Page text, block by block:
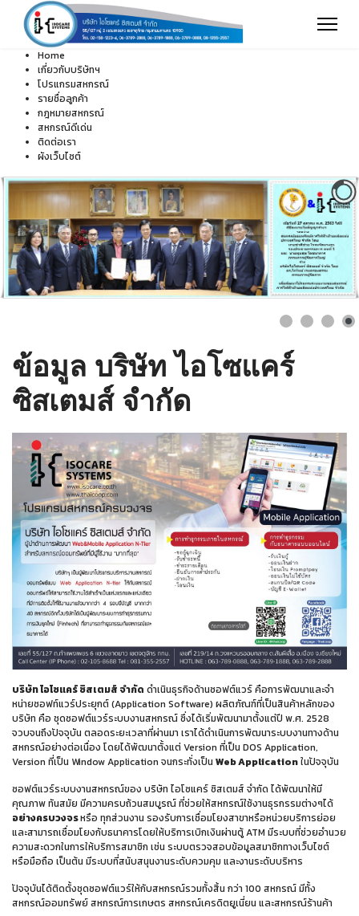
Home
เกี่ยวกับบริษัทฯ
โปรแกรมสหกรณ์
รายชื่อลูกค้า
กฎหมายสหกรณ์
สหกรณ์ดีเด่น
ติดต่อเรา
ผังเว็บไซต์
ข้อมูล บริษัท ไอโซแคร์
ซิสเตมส์ จำกัด
บริษัท ไอโซแคร์ ซิสเตมส์ จำกัด ดำเนินธุรกิจด้านซอฟต์แวร์ คือการพัฒนาและจำ
หน่ายซอฟท์แวร์ประยุกต์ (Application Software) ผลิตภัณฑ์ที่เป็นสินค้าหลักของ
บริษัท คือ ชุดซอฟต์แวร์ระบบงานสหกรณ์ ซึ่งได้เริ่มพัฒนามาตั้งแต่ปี พ.ศ. 2528
จวบจนถึงปัจจุบัน ตลอดระยะเวลาที่ผ่านมา เราได้ดำเนินการพัฒนาระบบงานทางด้าน
สหกรณ์อย่างต่อเนื่อง โดยได้พัฒนาตั้งแต่ Version ที่เป็น DOS Application,
Version ที่เป็น Window Application จนกระทั่งเป็น Web Applicationในปัจจุบัน
ซอฟต์แวร์ระบบงานสหกรณ์ของ บริษัท ไอโซแคร์ ซิสเตมส์ จำกัด ได้พัฒนาให้มี
คุณภาพ ทันสมัย มีความครบถ้วนสมบูรณ์ ที่ช่วยให้สหกรณ์ใช้งานธุรกรรมต่างๆได้
อย่างครบวงจรหรือ ทุกส่วนงาน รองรับการเชื่อมโยงสาขาหรือหน่วยบริการย่อย
และสามารถเชื่อมโยงกับธนาคารโดยให้บริการเบิกเงินผ่านตู้ ATM มีระบบที่ช่วยอำนวย
ความสะดวกในการให้บริการสมาชิก เช่น ระบบตรวจสอบข้อมูลสมาชิกทางเว็บไซต์
หรือมือถือ เป็นต้น มีระบบที่สนับสนุนงานระดับควมคุม และงานระดับบริหาร
ปัจจุบันได้ติดตั้งชุดซอฟต์แวร์ให้กับสหกรณ์รวมทั้งสิ้น กว่า 100 สหกรณ์ มีทั้ง
สหกรณ์ออมทรัพย์ สหกรณ์การเกษตร สหกรณ์เครดิตยูเนี่ยน และสหกรณ์ร้านค้า